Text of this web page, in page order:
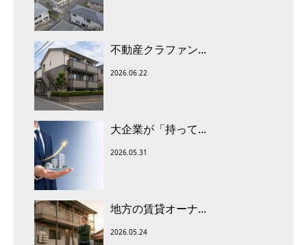
不動産クラファン...
2026.06.22
大企業が「持って...
2026.05.31
地方の賃貸オーナ...
2026.05.24